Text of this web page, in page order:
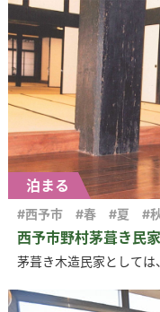
泊まる
西予市野村茅葺き民
#西予市 #春 #夏 #
茅葺き木造民家としては